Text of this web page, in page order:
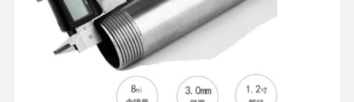
Контроль
Качества
Контакт С
Нами
Новости